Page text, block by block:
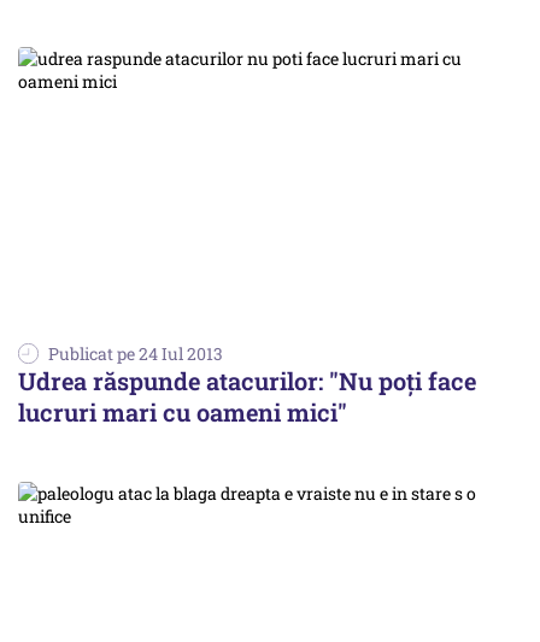
Publicat pe 24 Iul 2013
Udrea răspunde atacurilor: "Nu poți face
lucruri mari cu oameni mici"